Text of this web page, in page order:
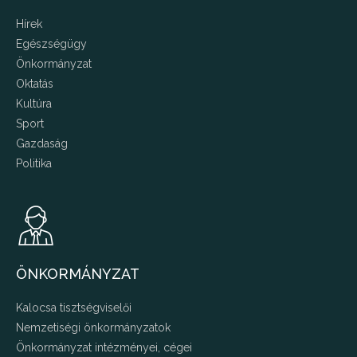
Hírek
Egészségügy
Önkormányzat
Oktatás
Kultúra
Sport
Gazdaság
Politika
ÖNKORMÁNYZAT
Kalocsa tisztségviselői
Nemzetiségi önkormányzatok
Önkormányzat intézményei, cégei